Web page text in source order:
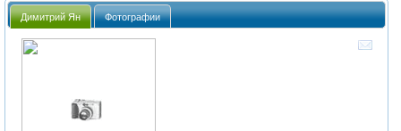
Димитрий Ян Фотографии